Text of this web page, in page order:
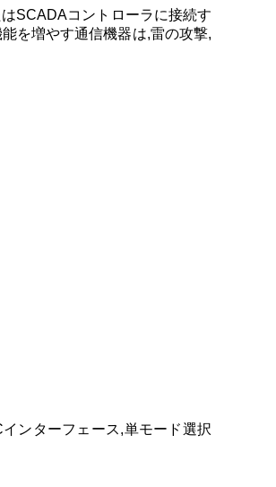
SCADAコントローラに接続す
を増やす通信機器は,雷の攻撃,
ンターフェース,単モード選択